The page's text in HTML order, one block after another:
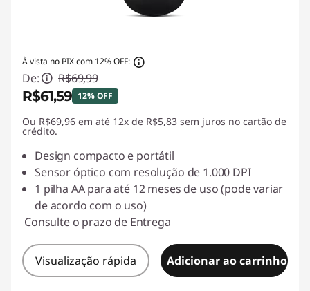
À vista no PIX com 12% OFF:
De: R$69,99
R$61,59 12% OFF
Economias instantâneas :-R$8,40
Ou R$69,96 em até 12x de R$5,83 sem juros no cartão de
crédito.
Design compacto e portátil
Sensor óptico com resolução de 1.000 DPI
1 pilha AA para até 12 meses de uso (pode variar
de acordo com o uso)
Consulte o prazo de Entrega
Visualização rápida Adicionar ao carrinho